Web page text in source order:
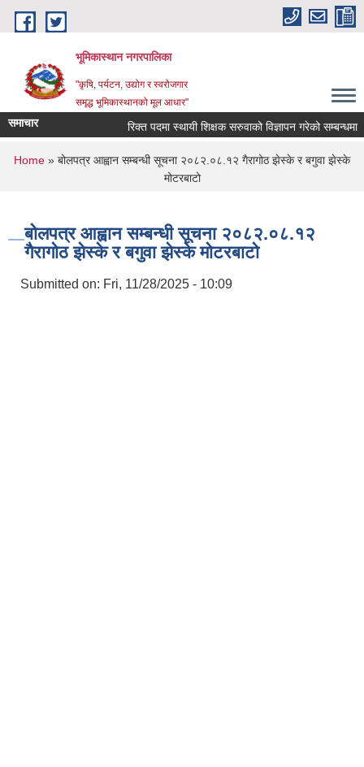
Skip to main content
भूमिकास्थान नगरपालिका
"कृषि, पर्यटन, उद्योग र स्वरोजगार
समृद्ध भूमिकास्थानको मूल आधार"
समाचार रिक्त पदमा स्थायी शिक्षक सरुवाको विज्ञापन गरेको सम्बन्धमा ।
You are here
Home » बोलपत्र आह्वान सम्बन्धी सूचना २०८२.०८.१२ गैरागोठ झेस्के र बगुवा झेस्के
मोटरबाटो
बोलपत्र आह्वान सम्बन्धी सूचना २०८२.०८.१२
गैरागोठ झेस्के र बगुवा झेस्के मोटरबाटो
Submitted on: Fri, 11/28/2025 - 10:09